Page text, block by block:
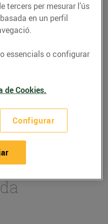
en
per
tercers per mesurar l’ús
en un perfil
essencials o configurar
de Cookies.
Configurar